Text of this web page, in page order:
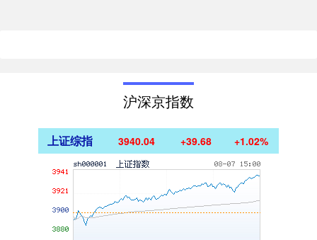
沪深京指数
上证综指 3940.04 +39.68 +1.02%